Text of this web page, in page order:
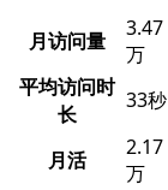
月访问量
3.47
万
平均访问时
长
33秒
月活
2.17
万